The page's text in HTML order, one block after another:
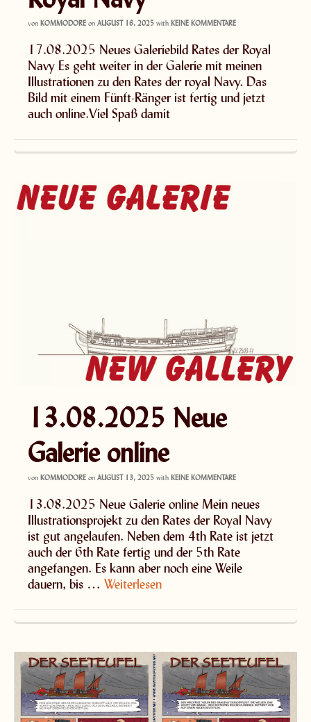
von KOMMODORE on AUGUST 16, 2025 with KEINE KOMMENTARE
17.08.2025 Neues Galeriebild Rates der Royal
Navy Es geht weiter in der Galerie mit meinen
Illustrationen zu den Rates der royal Navy. Das
Bild mit einem Fünft-Ränger ist fertig und jetzt
auch online.Viel Spaß damit
13.08.2025 Neue
Galerie online
von KOMMODORE on AUGUST 13, 2025 with KEINE KOMMENTARE
13.08.2025 Neue Galerie online Mein neues
Illustrationsprojekt zu den Rates der Royal Navy
ist gut angelaufen. Neben dem 4th Rate ist jetzt
auch der 6th Rate fertig und der 5th Rate
angefangen. Es kann aber noch eine Weile
dauern, bis … Weiterlesen